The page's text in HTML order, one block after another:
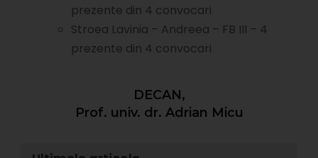
prezente din 4 convocari
Stroea Lavinia – Andreea – FB III – 4
prezente din 4 convocari
DECAN,
Prof. univ. dr. Adrian Micu